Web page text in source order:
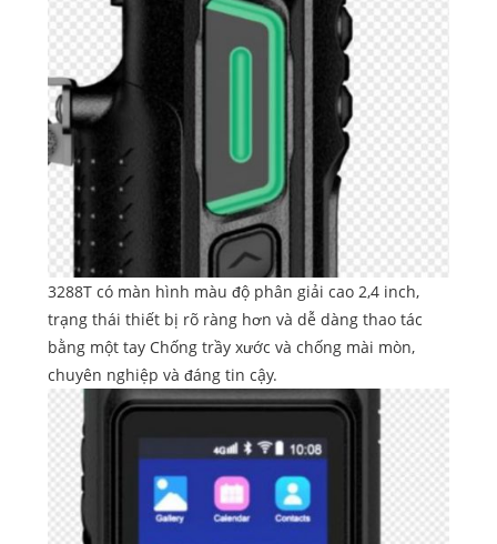
3288T có màn hình màu độ phân giải cao 2,4 inch,
trạng thái thiết bị rõ ràng hơn và dễ dàng thao tác
bằng một tay Chống trầy xước và chống mài mòn,
chuyên nghiệp và đáng tin cậy.